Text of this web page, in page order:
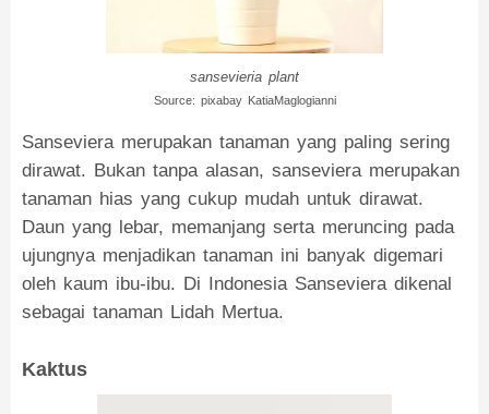
sansevieria plant
Source: pixabay KatiaMaglogianni
Sanseviera merupakan tanaman yang paling sering
dirawat. Bukan tanpa alasan, sanseviera merupakan
tanaman hias yang cukup mudah untuk dirawat.
Daun yang lebar, memanjang serta meruncing pada
ujungnya menjadikan tanaman ini banyak digemari
oleh kaum ibu-ibu. Di Indonesia Sanseviera dikenal
sebagai tanaman Lidah Mertua.
Kaktus